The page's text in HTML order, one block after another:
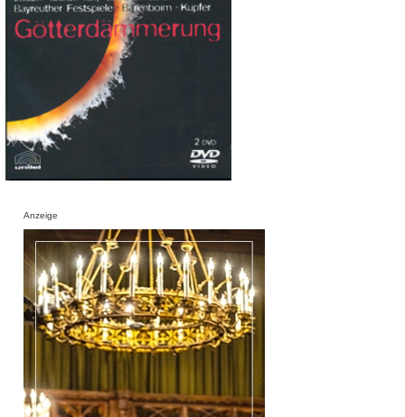
Anzeige